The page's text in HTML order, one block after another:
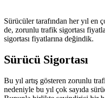
Sürücüler tarafından her yıl en
de, zorunlu trafik sigortası
sigortası fiyatlarına değindik.
Sürücü Sigortası
Bu yıl artış gösteren zorunlu
nedeniyle bu yıl çok sayıda